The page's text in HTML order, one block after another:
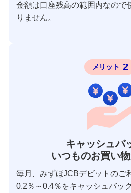
金額は口座残高の範囲内なので
りません。
メリット 2
キャッシュバ
いつものお買い
毎月、みずほJCBデビットのご
0.2％～0.4％をキャッシュバッ